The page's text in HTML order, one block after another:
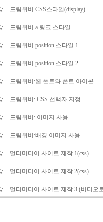
드림위버 CSS스타일(display)
드림위버 a 링크 스타일
드림위버 position 스타일 1
드림위버 position 스타일 2
드림위버:웹 폰트와 폰트 아이콘
드림위버: CSS 선택자 지정
드림위버: 이미지 사용
드림위버:배경 이미지 사용
멀티미디어 사이트 제작 1(css)
멀티미디어 사이트 제작 2(css)
멀티미디어 사이트 제작 3 (비디오